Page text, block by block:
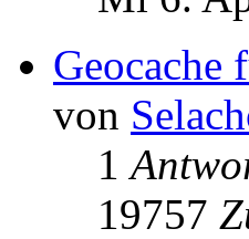
Geocache
von
1
19757